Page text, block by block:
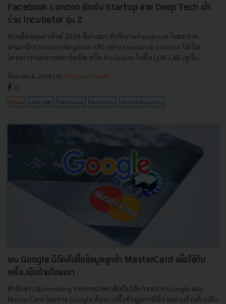
Facebook London เปิดรับ Startup สาย Deep Tech เข้า
ร่วม Incubator รุ่น 2
ช่วงเดือนกุมภาพันธ์ 2018 ที่ผ่านมา สำนักงาน Facebook ในสหราช
อาณาจักร (United Kingdom: UK) อย่าง Facebook London ได้เปิด
โครงการบ่มเพาะสตาร์ทอัพ หรือ Incubator ในชื่อ LDN_LAB (ดูเว็บ...
กันยายน 4, 2018 | By Techsauce Team
31
News LDN_LAB Facebook Incubator United Kingdom
พบ Google มีดีลลับซื้อข้อมูลลูกค้า MasterCard เพื่อใช้กับ
เครื่องมือด้านโฆษณา
สำนักข่าว Bloomberg รายงานว่าพบดีล(ไม่)ลับระหว่าง Google และ
MasterCard โดยทาง Google ต้องการซื้อข้อมูลการใช้จ่ายผ่านร้านค้าปลีก